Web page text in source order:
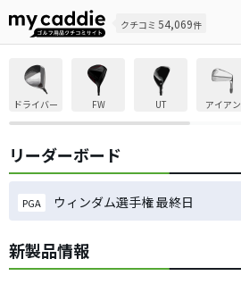
クチコミ 54,069件
ドライバー FW UT アイアン
リーダーボード
PGA ウィンダム選手権 最終日
新製品情報